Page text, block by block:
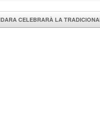
CELEBRARÀ LA